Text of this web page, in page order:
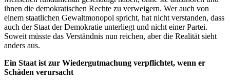
ihnen die demokratischen Rechte zu verweigern. Wer auch von
einem staatlichen Gewaltmonopol spricht, hat nicht verstanden, dass
auch der Staat der Demokratie unterliegt und nicht einer Partei.
Soweit müsste das Verständnis nun reichen, aber die Realität sieht
anders aus.
Ein Staat ist zur Wiedergutmachung verpflichtet, wenn er
Schäden verursacht